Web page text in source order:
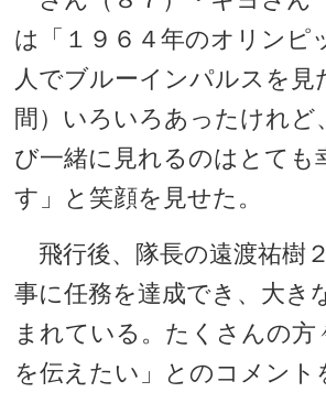
は「１９６４年のオリンピ
人でブルーインパルスを見
間）いろいろあったけれど
び一緒に見れるのはとても
す」と笑顔を見せた。
飛行後、隊長の遠渡祐樹
事に任務を達成でき、大き
まれている。たくさんの方
を伝えたい」とのコメント